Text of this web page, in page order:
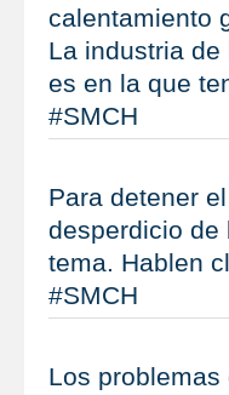
calentamiento
La industria
es en la que
#SMCH
Para detener
desperdicio de
tema. Hablen
#SMCH
Los